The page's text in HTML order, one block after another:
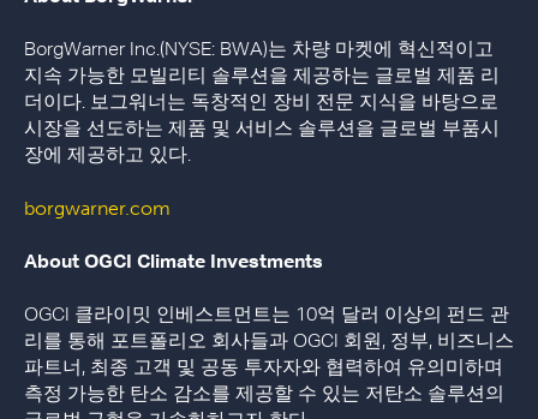
BorgWarner Inc.(NYSE: BWA)는 차량 마켓에 혁신적이고
지속 가능한 모빌리티 솔루션을 제공하는 글로벌 제품 리
더이다. 보그워너는 독창적인 장비 전문 지식을 바탕으로
시장을 선도하는 제품 및 서비스 솔루션을 글로벌 부품시
장에 제공하고 있다.
borgwarner.com
About OGCI Climate Investments
OGCI 클라이밋 인베스트먼트는 10억 달러 이상의 펀드 관
리를 통해 포트폴리오 회사들과 OGCI 회원, 정부, 비즈니스
파트너, 최종 고객 및 공동 투자자와 협력하여 유의미하며
측정 가능한 탄소 감소를 제공할 수 있는 저탄소 솔루션의